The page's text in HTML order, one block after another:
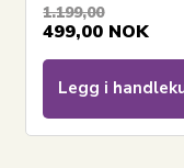
Les om
Se
Har du
1.199,00
499,00 NOK
Legg i